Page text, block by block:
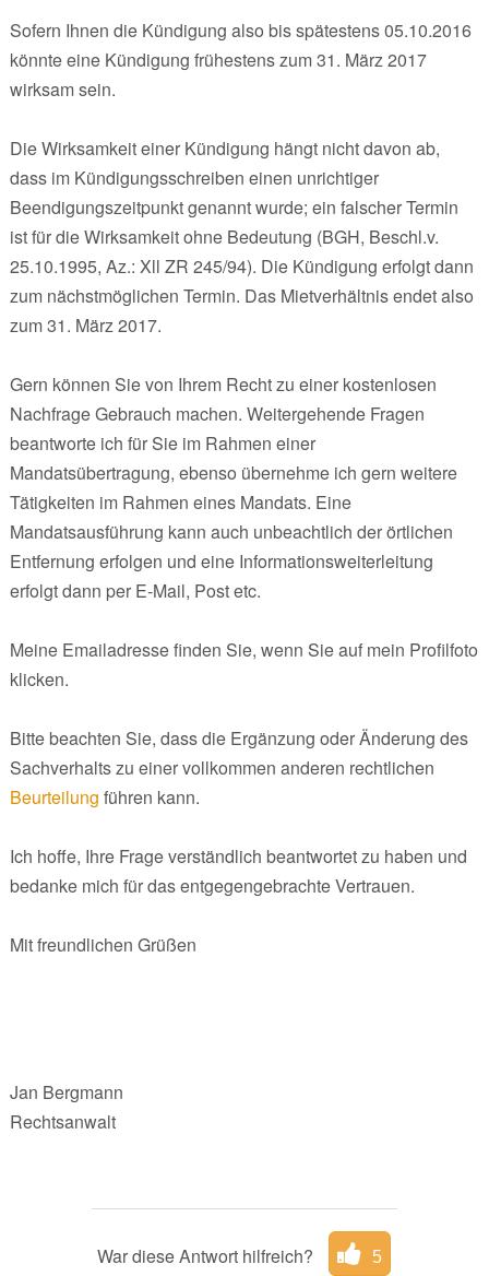
Sofern Ihnen die Kündigung also bis spätestens 05.10.2016
könnte eine Kündigung frühestens zum 31. März 2017
wirksam sein.
Die Wirksamkeit einer Kündigung hängt nicht davon ab,
dass im Kündigungsschreiben einen unrichtiger
Beendigungszeitpunkt genannt wurde; ein falscher Termin
ist für die Wirksamkeit ohne Bedeutung (BGH, Beschl.v.
25.10.1995, Az.: Xll ZR 245/94). Die Kündigung erfolgt dann
zum nächstmöglichen Termin. Das Mietverhältnis endet also
zum 31. März 2017.
Gern können Sie von Ihrem Recht zu einer kostenlosen
Nachfrage Gebrauch machen. Weitergehende Fragen
beantworte ich für Sie im Rahmen einer
Mandatsübertragung, ebenso übernehme ich gern weitere
Tätigkeiten im Rahmen eines Mandats. Eine
Mandatsausführung kann auch unbeachtlich der örtlichen
Entfernung erfolgen und eine Informationsweiterleitung
erfolgt dann per E-Mail, Post etc.
Meine Emailadresse finden Sie, wenn Sie auf mein Profilfoto
klicken.
Bitte beachten Sie, dass die Ergänzung oder Änderung des
Sachverhalts zu einer vollkommen anderen rechtlichen
Beurteilung führen kann.
Ich hoffe, Ihre Frage verständlich beantwortet zu haben und
bedanke mich für das entgegengebrachte Vertrauen.
Mit freundlichen Grüßen
Jan Bergmann
Rechtsanwalt
War diese Antwort hilfreich? 5